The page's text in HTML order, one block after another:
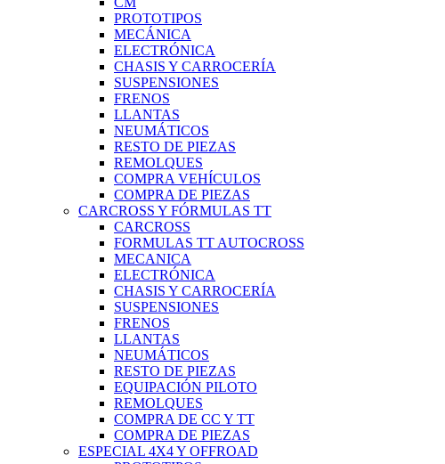
PROTOTIPOS
MECÁNICA
ELECTRÓNICA
CHASIS Y CARROCERÍA
SUSPENSIONES
FRENOS
LLANTAS
NEUMÁTICOS
RESTO DE PIEZAS
REMOLQUES
COMPRA VEHÍCULOS
COMPRA DE PIEZAS
CARCROSS Y FÓRMULAS TT
CARCROSS
FORMULAS TT AUTOCROSS
MECANICA
ELECTRÓNICA
CHASIS Y CARROCERÍA
SUSPENSIONES
FRENOS
LLANTAS
NEUMÁTICOS
RESTO DE PIEZAS
EQUIPACIÓN PILOTO
REMOLQUES
COMPRA DE CC Y TT
COMPRA DE PIEZAS
ESPECIAL 4X4 Y OFFROAD